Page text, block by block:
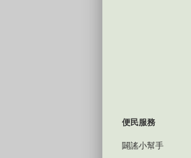
便民服務
闢謠小幫手